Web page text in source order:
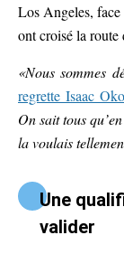
Los Angeles,
ont croisé la route
«Nous sommes
regrette Isaac
On sait tous
la voulais
Une
valider